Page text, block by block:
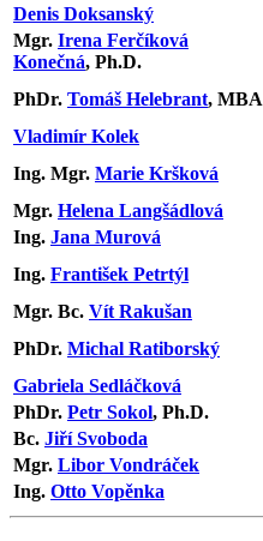
Denis Doksanský
Mgr. Irena Ferčíková
Konečná, Ph.D.
PhDr. Tomáš Helebrant, MBA
Vladimír Kolek
Ing. Mgr. Marie Kršková
Mgr. Helena Langšádlová
Ing. Jana Murová
Ing. František Petrtýl
Mgr. Bc. Vít Rakušan
PhDr. Michal Ratiborský
Gabriela Sedláčková
PhDr. Petr Sokol, Ph.D.
Bc. Jiří Svoboda
Mgr. Libor Vondráček
Ing. Otto Vopěnka